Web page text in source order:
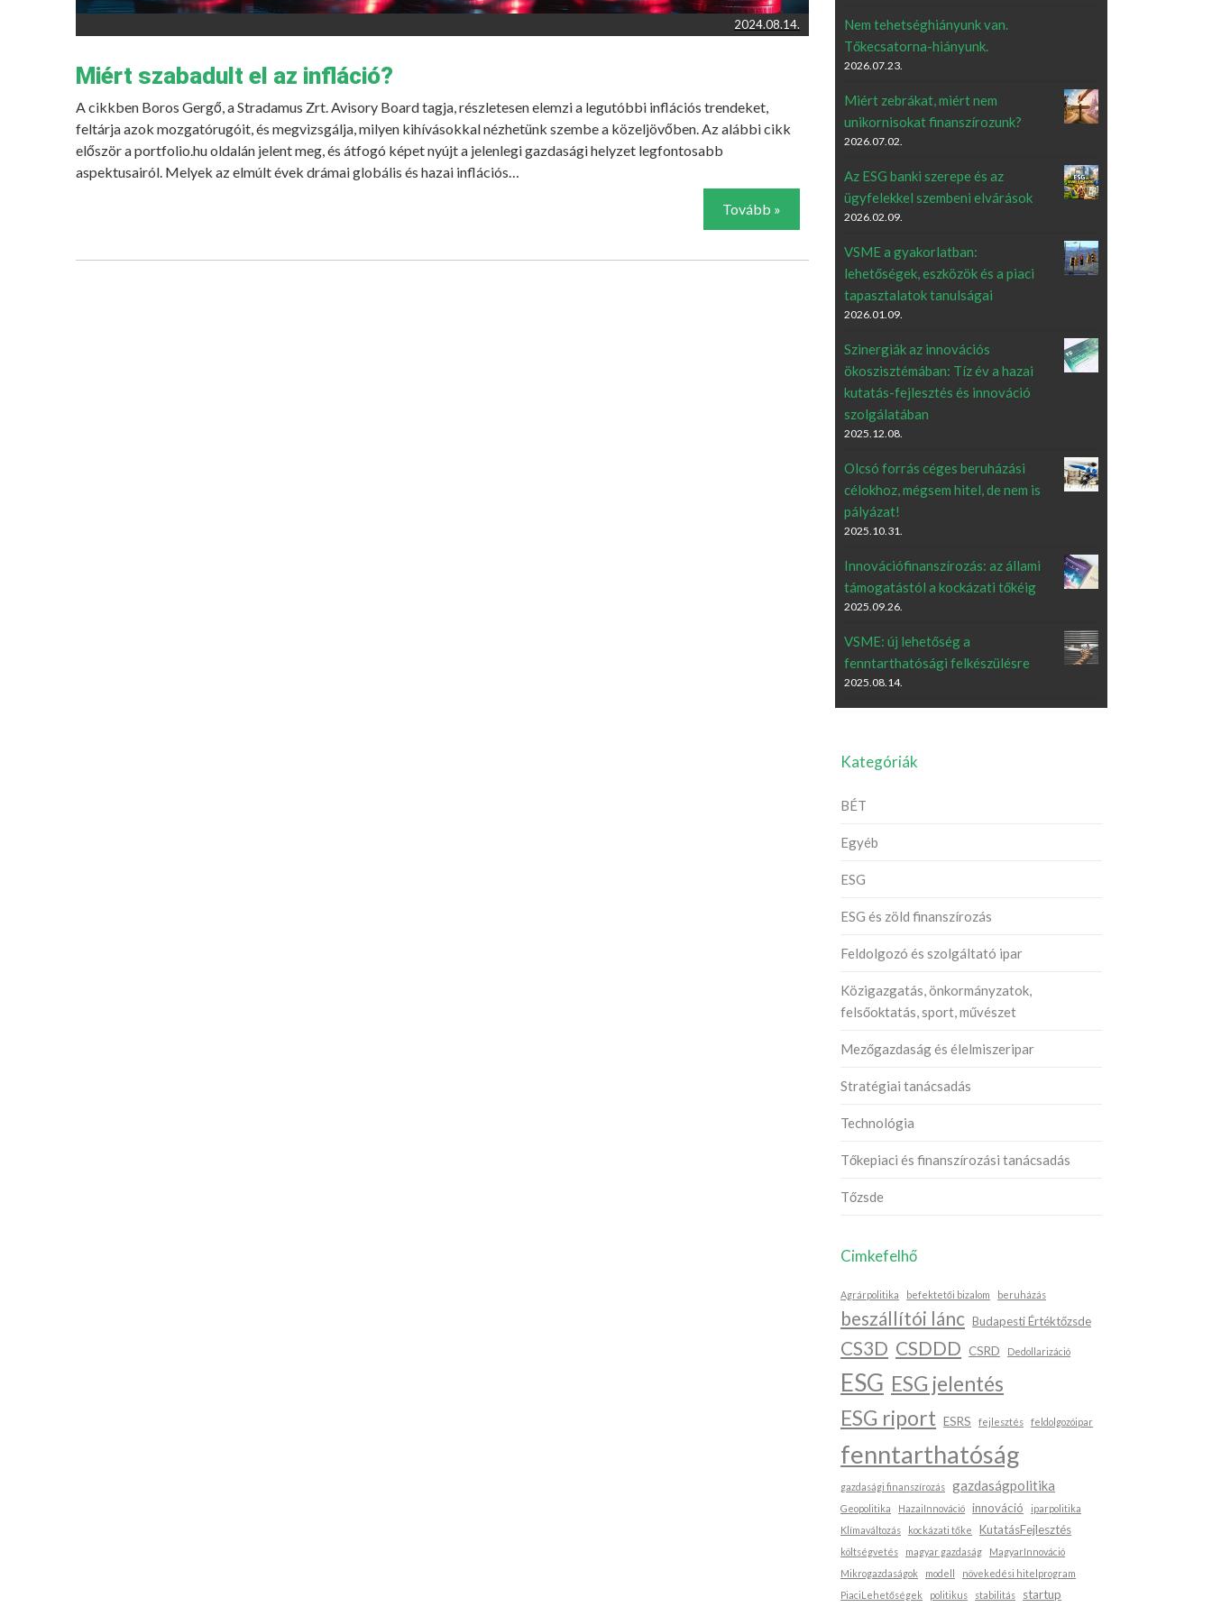
2024.08.14.
Miért szabadult el az infláció?
A cikkben Boros Gergő, a Stradamus Zrt. Avisory Board tagja, részletesen elemzi a legutóbbi inflációs trendeket,
feltárja azok mozgatórugóit, és megvizsgálja, milyen kihívásokkal nézhetünk szembe a közeljövőben. Az alábbi cikk
először a portfolio.hu oldalán jelent meg, és átfogó képet nyújt a jelenlegi gazdasági helyzet legfontosabb
aspektusairól. Melyek az elmúlt évek drámai globális és hazai inflációs…
Tovább »
Nem tehetséghiányunk van.
Tőkecsatorna-hiányunk.
2026.07.23.
Miért zebrákat, miért nem
unikornisokat finanszírozunk?
2026.07.02.
Az ESG banki szerepe és az
ügyfelekkel szembeni elvárások
2026.02.09.
VSME a gyakorlatban:
lehetőségek, eszközök és a piaci
tapasztalatok tanulságai
2026.01.09.
Szinergiák az innovációs
ökoszisztémában: Tíz év a hazai
kutatás-fejlesztés és innováció
szolgálatában
2025.12.08.
Olcsó forrás céges beruházási
célokhoz, mégsem hitel, de nem is
pályázat!
2025.10.31.
Innovációfinanszírozás: az állami
támogatástól a kockázati tőkéig
2025.09.26.
VSME: új lehetőség a
fenntarthatósági felkészülésre
2025.08.14.
Kategóriák
BÉT
Egyéb
ESG
ESG és zöld finanszírozás
Feldolgozó és szolgáltató ipar
Közigazgatás, önkormányzatok,
felsőoktatás, sport, művészet
Mezőgazdaság és élelmiszeripar
Stratégiai tanácsadás
Technológia
Tőkepiaci és finanszírozási tanácsadás
Tőzsde
Cimkefelhő
Agrárpolitika befektetői bizalom beruházás
beszállítói lánc Budapesti Értéktőzsde
CS3D CSDDD CSRD Dedollarizáció
ESG ESG jelentés
ESG riport ESRS fejlesztés feldolgozóipar
fenntarthatóság
gazdasági finanszírozás gazdaságpolitika
Geopolitika HazaiInnováció innováció
iparpolitika
Klímaváltozás
kockázati tőke KutatásFejlesztés
költségvetés magyar gazdaság
MagyarInnováció
Mikrogazdaságok
modell
növekedési hitelprogram
PiaciLehetőségek
politikus stabilitás startup